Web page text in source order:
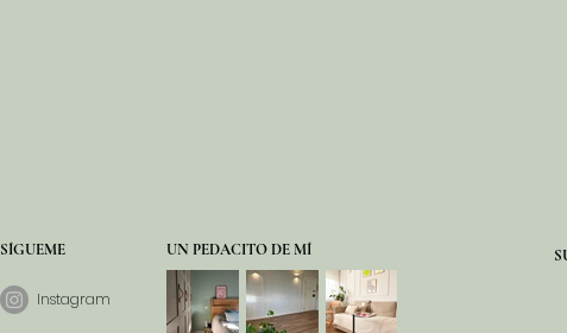
SÍGUEME UN PEDACITO DE MÍ
Instagram